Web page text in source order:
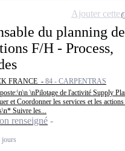
du planning
F/H - Process,
FRANCE - 84 - CARPENTRAS
\nPilotage de l'activité Supply
et Coordonner les services et les
Suivre les...
renseigné
jours
Ajouter cette